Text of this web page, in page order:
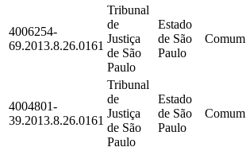
4006254-
69.2013.8.26.0161
Tribunal
de
Justiça
de São
Paulo
Estado
de São
Paulo
Comum
4004801-
39.2013.8.26.0161
Tribunal
de
Justiça
de São
Paulo
Estado
de São
Paulo
Comum